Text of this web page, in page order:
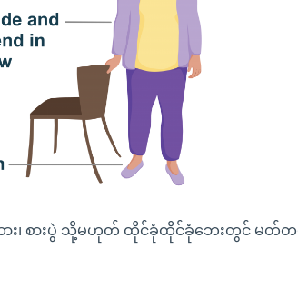
၊ စားပွဲ သို့မဟုတ် ထိုင်ခုံထိုင်ခုံဘေးတွင် မတ်တ